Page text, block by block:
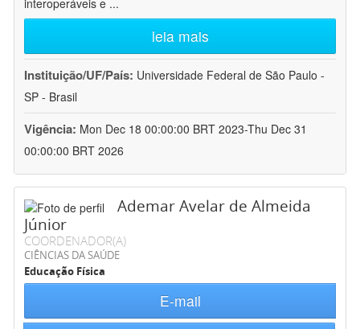
interoperáveis e ...
leia mais
Instituição/UF/País: Universidade Federal de São Paulo -
SP - Brasil
Vigência: Mon Dec 18 00:00:00 BRT 2023-Thu Dec 31
00:00:00 BRT 2026
Ademar Avelar de Almeida
Júnior
COORDENADOR(A)
CIÊNCIAS DA SAÚDE
Educação Física
E-mail